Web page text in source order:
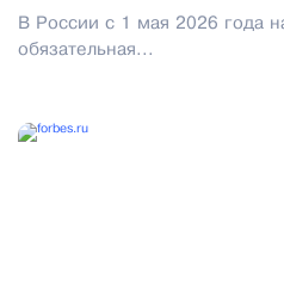
В России с 1 мая 2026 года
обязательная...